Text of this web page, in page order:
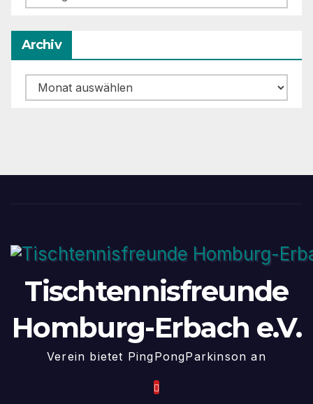
Archiv
Archiv
Tischtennisfreunde
Homburg-Erbach e.V.
Verein bietet PingPongParkinson an